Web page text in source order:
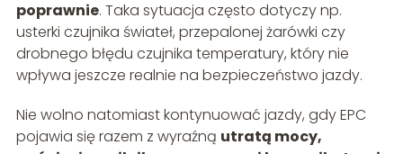
poprawnie. Taka sytuacja często dotyczy np.
usterki czujnika świateł, przepalonej żarówki czy
drobnego błędu czujnika temperatury, który nie
wpływa jeszcze realnie na bezpieczeństwo jazdy.
Nie wolno natomiast kontynuować jazdy, gdy EPC
pojawia się razem z wyraźną utratą mocy,